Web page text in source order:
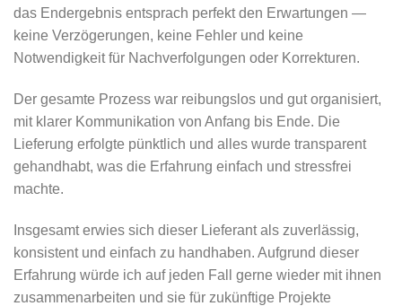
das Endergebnis entsprach perfekt den Erwartungen —
keine Verzögerungen, keine Fehler und keine
Notwendigkeit für Nachverfolgungen oder Korrekturen.
Der gesamte Prozess war reibungslos und gut organisiert,
mit klarer Kommunikation von Anfang bis Ende. Die
Lieferung erfolgte pünktlich und alles wurde transparent
gehandhabt, was die Erfahrung einfach und stressfrei
machte.
Insgesamt erwies sich dieser Lieferant als zuverlässig,
konsistent und einfach zu handhaben. Aufgrund dieser
Erfahrung würde ich auf jeden Fall gerne wieder mit ihnen
zusammenarbeiten und sie für zukünftige Projekte